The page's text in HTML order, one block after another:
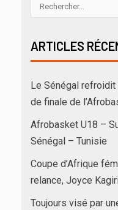
ARTICLES
Le Sénégal
de finale de
Afrobasket U18 –
Sénégal – Tunisie
Coupe d’Afrique
relance, Joyce
Toujours visé par